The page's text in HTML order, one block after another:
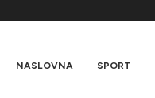
NASLOVNA SPORT